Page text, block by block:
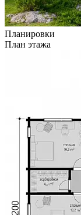
Планировки
План этажа